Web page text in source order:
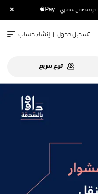
متصفح سفاري ×
تسجيل دخول | إنشاء حساب
تبرع سريع